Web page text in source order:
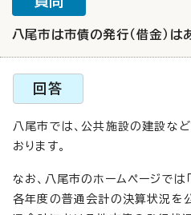
八尾市は市債の発行（借金）は
回答
八尾市では、公共施設の建設な
おります。
なお、八尾市のホームページでは
各年度の普通会計の決算状況を